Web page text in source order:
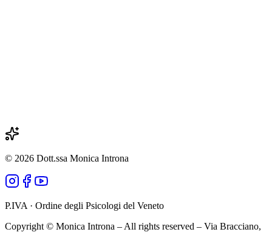
© 2026 Dott.ssa Monica Introna
P.IVA · Ordine degli Psicologi del Veneto
Copyright © Monica Introna – All rights reserved – Via Bracciano,